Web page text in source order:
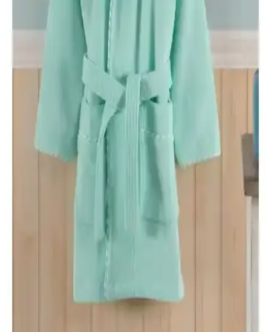
İki popüler bornoz seti Arvilla Home ve Özdilek Point Happy'yi
karşılaştırıyoruz. Konfor, kalite ve fiyat açısından detaylı analizle
sizin için en uygun seçeneği belirleyin.
Ephemeris ve Mira Home Kapüşonlu Peştemal
Bornoz Karşılaştırması
İşte Ephemeris ve Mira Home kapüşonlu bornozların özellikleri,
kullanıcı yorumları ve karşılaştırması. Hangi ürün ihtiyaçlarınıza
daha uygun? Detaylar burada.
Soley %100 Pamuklu Kimono Bornoz: Yüksek
Emicilik ve Konfor Sunan Doğal Tasarım
Soley markasının %100 pamuklu kimono bornozu, yüksek emiciliği
ve şık tasarımıyla duş sonrası veya sabah rutininizde rahatlık sağlar,
Madame Coco Roesia Şalyaka Kadın Bornoz:
Yüksek Kalite ve Konfor Sunan Hafif Pamuklu
Madame Coco'nun Roesia Şalyaka kadın bornozu, %100 pamuk,
hızlı kuruma ve estetik ekru rengiyle günlük kullanımda konfor
sağlar, dayanıklı ve şık tasarımıyla öne çıkar.